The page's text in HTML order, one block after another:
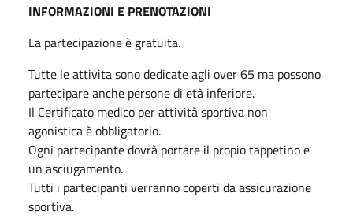
INFORMAZIONI E PRENOTAZIONI
La partecipazione è gratuita.
Tutte le attivita sono dedicate agli over 65 ma possono
partecipare anche persone di età inferiore.
Il Certificato medico per attività sportiva non
agonistica è obbligatorio.
Ogni partecipante dovrà portare il propio tappetino e
un asciugamento.
Tutti i partecipanti verranno coperti da assicurazione
sportiva.